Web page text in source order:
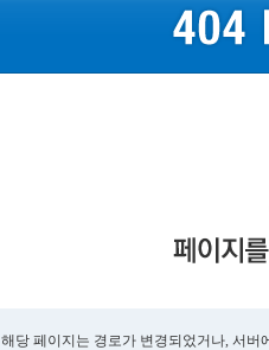
해당 페이지는 경로가 변경되었거나, 서